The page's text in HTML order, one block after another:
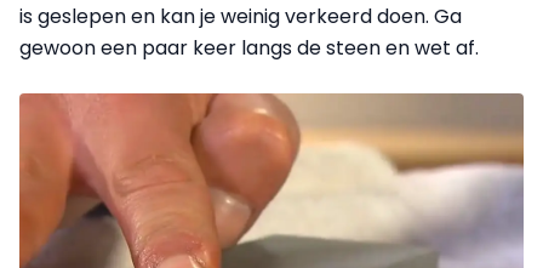
is geslepen en kan je weinig verkeerd doen. Ga
gewoon een paar keer langs de steen en wet af.